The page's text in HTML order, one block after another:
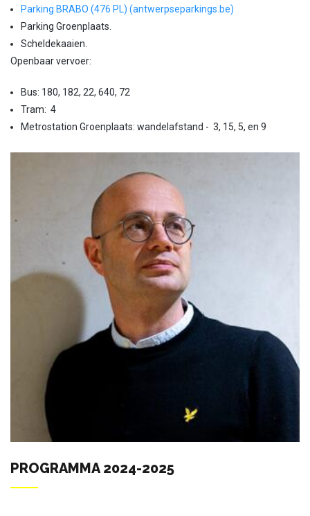
Parking BRABO (476 PL) (antwerpseparkings.be)
Parking Groenplaats.
Scheldekaaien.
Openbaar vervoer:
Bus: 180, 182, 22, 640, 72
Tram: 4
Metrostation Groenplaats: wandelafstand - 3, 15, 5, en 9
PROGRAMMA 2024-2025